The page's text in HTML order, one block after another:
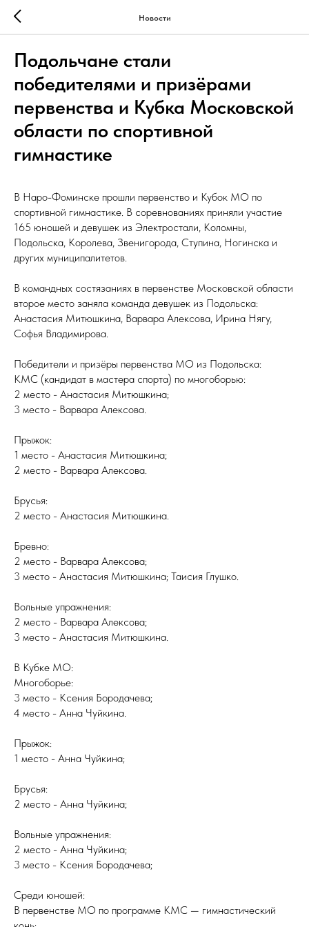
Новости
Подольчане стали
победителями и призёрами
первенства и Кубка Московской
области по спортивной
гимнастике
В Наро-Фоминске прошли первенство и Кубок МО по
спортивной гимнастике. В соревнованиях приняли участие
165 юношей и девушек из Электростали, Коломны,
Подольска, Королева, Звенигорода, Ступина, Ногинска и
других муниципалитетов.
В командных состязаниях в первенстве Московской области
второе место заняла команда девушек из Подольска:
Анастасия Митюшкина, Варвара Алексова, Ирина Нягу,
Софья Владимирова.
Победители и призёры первенства МО из Подольска:
КМС (кандидат в мастера спорта) по многоборью:
2 место - Анастасия Митюшкина;
3 место - Варвара Алексова.
Прыжок:
1 место - Анастасия Митюшкина;
2 место - Варвара Алексова.
Брусья:
2 место - Анастасия Митюшкина.
Бревно:
2 место - Варвара Алексова;
3 место - Анастасия Митюшкина; Таисия Глушко.
Вольные упражнения:
2 место - Варвара Алексова;
3 место - Анастасия Митюшкина.
В Кубке МО:
Многоборье:
3 место - Ксения Бородачева;
4 место - Анна Чуйкина.
Прыжок:
1 место - Анна Чуйкина;
Брусья:
2 место - Анна Чуйкина;
Вольные упражнения:
2 место - Анна Чуйкина;
3 место - Ксения Бородачева;
Среди юношей:
В первенстве МО по программе КМС — гимнастический